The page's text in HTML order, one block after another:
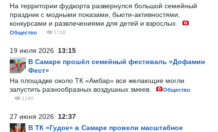
На территории фудкорта развернулся большой семейный
праздник с модными показами, бьюти-активностями,
конкурсами и развлечениями для детей и взрослых.
Общество 1718
19 июля 2026 13:15
В Самаре прошёл семейный фестиваль «Дофамин
Фест»
На площадке около ТК «Амбар» все желающие могли
запустить разнообразных воздушных змеев.
Общество
1240
27 июня 2026 12:37
В ТК «Гудок» в Самаре провели масштабное